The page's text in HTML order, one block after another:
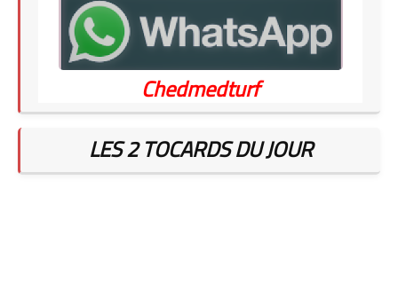
Chedmedturf
LES 2 TOCARDS DU JOUR